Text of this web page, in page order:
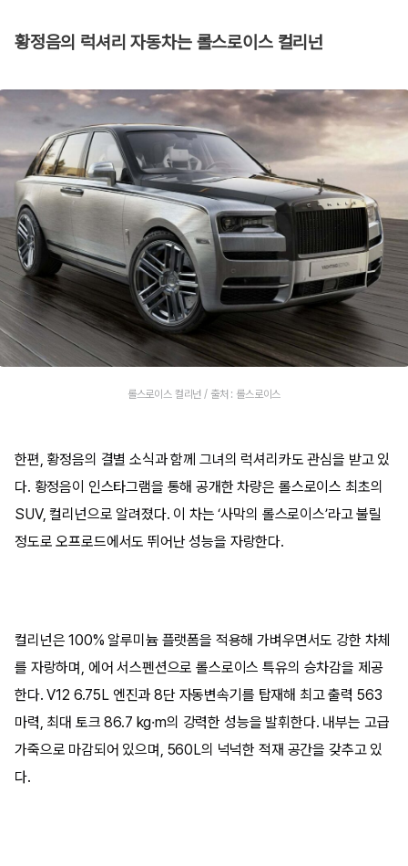
황정음의 럭셔리 자동차는 롤스로이스 컬리넌
롤스로이스 컬리넌 / 출처 : 롤스로이스
한편, 황정음의 결별 소식과 함께 그녀의 럭셔리카도 관심을 받고 있
다. 황정음이 인스타그램을 통해 공개한 차량은 롤스로이스 최초의
SUV, 컬리넌으로 알려졌다. 이 차는 ‘사막의 롤스로이스’라고 불릴
정도로 오프로드에서도 뛰어난 성능을 자랑한다.
컬리넌은 100% 알루미늄 플랫폼을 적용해 가벼우면서도 강한 차체
를 자랑하며, 에어 서스펜션으로 롤스로이스 특유의 승차감을 제공
한다. V12 6.75L 엔진과 8단 자동변속기를 탑재해 최고 출력 563
마력, 최대 토크 86.7 kg·m의 강력한 성능을 발휘한다. 내부는 고급
가죽으로 마감되어 있으며, 560L의 넉넉한 적재 공간을 갖추고 있
다.